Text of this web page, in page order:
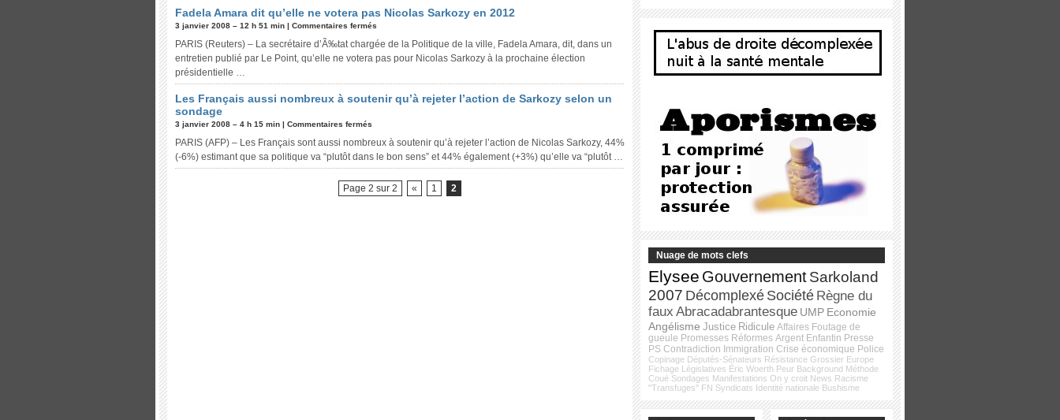
Fadela Amara dit qu’elle ne votera pas Nicolas Sarkozy en 2012
3 janvier 2008 – 12 h 51 min | Commentaires fermés
PARIS (Reuters) – La secrétaire d’Ã‰tat chargée de la Politique de la ville, Fadela Amara, dit, dans un
entretien publié par Le Point, qu’elle ne votera pas pour Nicolas Sarkozy à la prochaine élection
présidentielle …
Les Français aussi nombreux à soutenir qu’à rejeter l’action de Sarkozy selon un
sondage
3 janvier 2008 – 4 h 15 min | Commentaires fermés
PARIS (AFP) – Les Français sont aussi nombreux à soutenir qu’à rejeter l’action de Nicolas Sarkozy, 44%
(-6%) estimant que sa politique va “plutôt dans le bon sens” et 44% également (+3%) qu’elle va “plutôt …
Page 2 sur 2 « 1 2
Nuage de mots clefs
Elysee GouvernementSarkoland
2007 Décomplexé Société Règne du
faux Abracadabrantesque UMP Economie
Angélisme Justice Ridicule Affaires Foutage de
gueule Promesses Réformes Argent Enfantin Presse
PS Contradiction Immigration Crise économique Police
Copinage Députés-Sénateurs Résistance Grossier Europe
Fichage Législatives Éric Woerth Peur Background Méthode
Coué Sondages Manifestations On y croit News Racisme
"Transfuges" FN Syndicats Identité nationale Bushisme